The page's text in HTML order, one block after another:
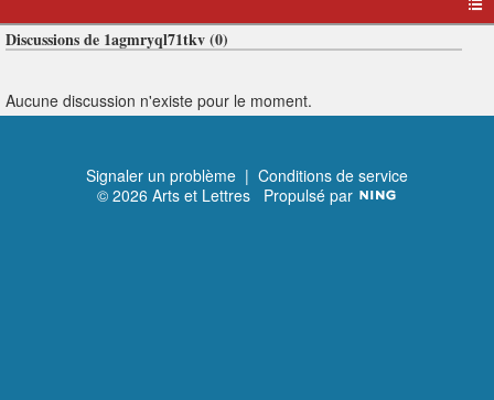
Discussions de 1agmryql71tkv (0)
Aucune discussion n'existe pour le moment.
Signaler un problème | Conditions de service
© 2026 Arts et Lettres Propulsé par